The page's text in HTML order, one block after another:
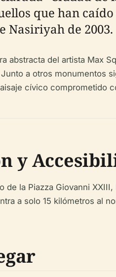
que han
Nasiriyah de 2003.
abstracta del artista Max
a otros monumentos
cívico comprometido
y
de la Piazza Giovanni
a solo 15 kilómetros al